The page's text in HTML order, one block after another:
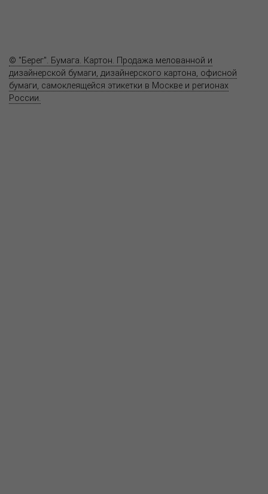
© "Берег". Бумага. Картон. Продажа мелованной и
дизайнерской бумаги, дизайнерского картона, офисной
бумаги, самоклеящейся этикетки в Москве и регионах
России.